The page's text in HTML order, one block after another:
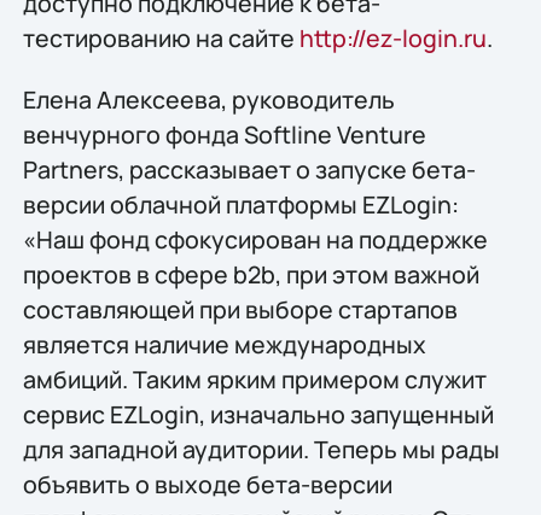
тестированию на сайте http://ez-login.ru.
Елена Алексеева, руководитель
венчурного фонда Softline Venture
Partners, рассказывает о запуске бета-
версии облачной платформы EZLogin:
«Наш фонд сфокусирован на поддержке
проектов в сфере b2b, при этом важной
составляющей при выборе стартапов
является наличие международных
амбиций. Таким ярким примером служит
сервис EZLogin, изначально запущенный
для западной аудитории. Теперь мы рады
объявить о выходе бета-версии